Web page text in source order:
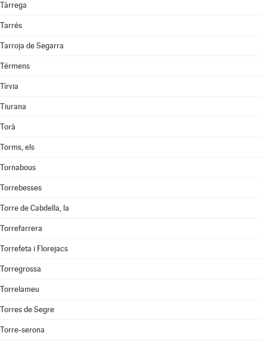
Tàrrega
Tarrés
Tarroja de Segarra
Térmens
Tírvia
Tiurana
Torà
Torms, els
Tornabous
Torrebesses
Torre de Cabdella, la
Torrefarrera
Torrefeta i Florejacs
Torregrossa
Torrelameu
Torres de Segre
Torre-serona